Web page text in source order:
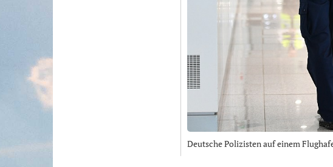
Deutsche Polizisten auf einem